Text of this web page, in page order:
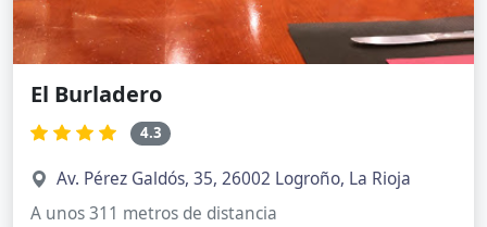
El Burladero
4.3
Av. Pérez Galdós, 35, 26002 Logroño, La Rioja
A unos 311 metros de distancia